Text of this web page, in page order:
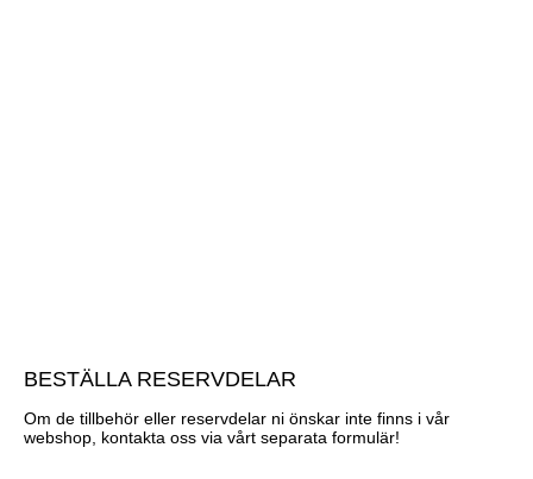
BESTÄLLA RESERVDELAR
Om de tillbehör eller reservdelar ni önskar inte finns i vår
webshop, kontakta oss via vårt separata formulär!